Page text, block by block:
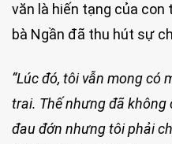
văn là hiến tạng của
bà Ngần đã thu hút sự
“Lúc đó, tôi vẫn mong có
trai. Thế nhưng đã không
đau đớn nhưng tôi phải